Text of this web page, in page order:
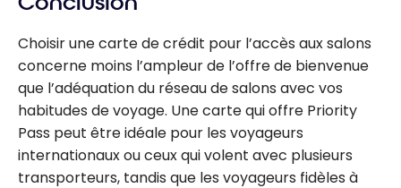
Choisir une carte de crédit pour l’accès aux salons
concerne moins l’ampleur de l’offre de bienvenue
que l’adéquation du réseau de salons avec vos
habitudes de voyage. Une carte qui offre Priority
Pass peut être idéale pour les voyageurs
internationaux ou ceux qui volent avec plusieurs
transporteurs, tandis que les voyageurs fidèles à